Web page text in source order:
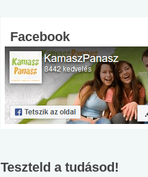
Facebook
Teszteld a tudásod!